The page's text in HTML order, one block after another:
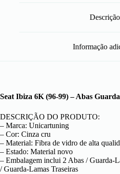
Descrição
Informação
Seat Ibiza 6K (96-99) – Abas
DESCRIÇÃO DO PRODUTO:
– Marca: Unicartuning
– Cor: Cinza cru
– Material: Fibra de vidro de alta
– Estado: Material novo
– Embalagem inclui 2 Abas / Guarda-
/ Guarda-Lamas Traseiras